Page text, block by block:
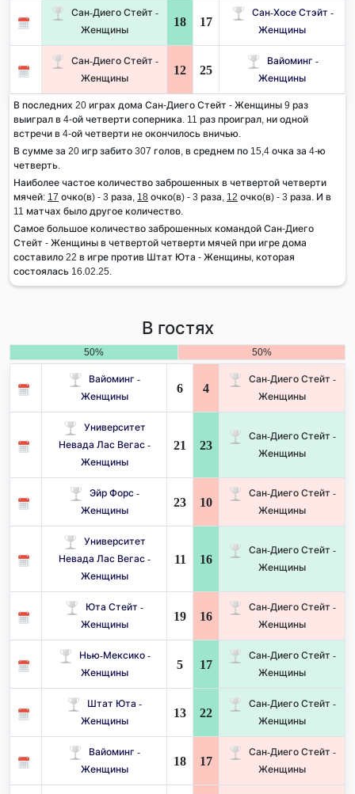
Сан-Диего Стейт -
Женщины
18 17
Сан-Хосе Стэйт -
Женщины
Сан-Диего Стейт -
Женщины
12 25
Вайоминг -
Женщины
В последних 20 играх дома Сан-Диего Стейт - Женщины 9 раз
выиграл в 4-ой четверти соперника. 11 раз проиграл, ни одной
встречи в 4-ой четверти не окончилось вничью.
В сумме за 20 игр забито 307 голов, в среднем по 15,4 очка за 4-ю
четверть.
Наиболее частое количество заброшенных в четвертой четверти
мячей: 17 очко(в) - 3 раза, 18 очко(в) - 3 раза, 12 очко(в) - 3 раза. И в
11 матчах было другое количество.
Самое большое количество заброшенных командой Сан-Диего
Стейт - Женщины в четвертой четверти мячей при игре дома
составило 22 в игре против Штат Юта - Женщины, которая
состоялась 16.02.25.
В гостях
50% 50%
Вайоминг -
Женщины
6 4
Сан-Диего Стейт -
Женщины
Университет
Невада Лас Вегас -
Женщины
21 23
Сан-Диего Стейт -
Женщины
Эйр Форс -
Женщины
23 10
Сан-Диего Стейт -
Женщины
Университет
Невада Лас Вегас -
Женщины
11 16
Сан-Диего Стейт -
Женщины
Юта Стейт -
Женщины
19 16
Сан-Диего Стейт -
Женщины
Нью-Мексико -
Женщины
5 17
Сан-Диего Стейт -
Женщины
Штат Юта -
Женщины
13 22
Сан-Диего Стейт -
Женщины
Вайоминг -
Женщины
18 17
Сан-Диего Стейт -
Женщины